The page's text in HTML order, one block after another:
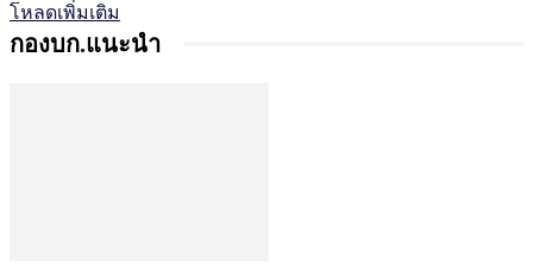
โหลดเพิ่มเติม
กองบก.แนะนำ